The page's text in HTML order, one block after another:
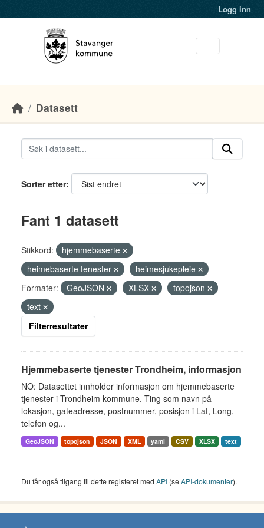
Logg inn
Datasett
Sorter etter
Fant 1 datasett
Stikkord:
hjemmebaserte
heimebaserte tenester
heimesjukepleie
Formater:
GeoJSON XLSX
topojson
text
Filterresultater
Hjemmebaserte tjenester Trondheim, informasjon
NO: Datasettet innholder informasjon om hjemmebaserte
tjenester i Trondheim kommune. Ting som navn på
lokasjon, gateadresse, postnummer, posisjon i Lat, Long,
telefon og...
GeoJSON topojson JSON XML yaml CSV XLSX text
Du får også tilgang til dette registeret med API (seAPI-dokumenter).